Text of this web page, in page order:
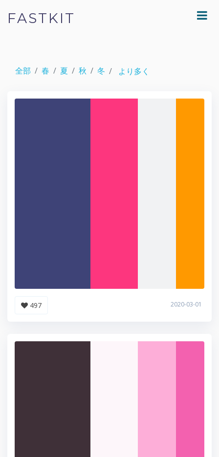
FASTKIT
全部 春 夏 秋 冬 より多く
497 2020-03-01